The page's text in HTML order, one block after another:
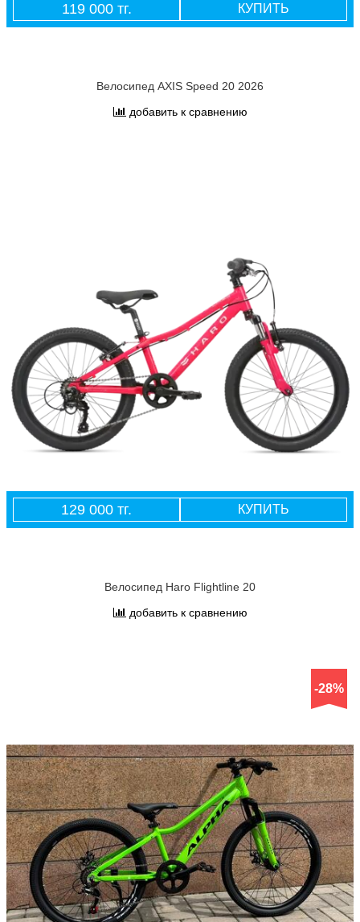
119 000 тг. КУПИТЬ
Велосипед AXIS Speed 20 2026
добавить к сравнению
129 000 тг. КУПИТЬ
Велосипед Haro Flightline 20
добавить к сравнению
-28%